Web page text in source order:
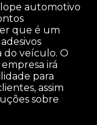
automotivo
que é um
do veículo. O
irá
para
assim
sobre